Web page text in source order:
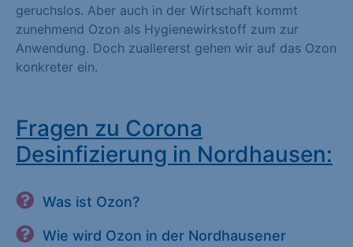
geruchslos. Aber auch in der Wirtschaft kommt
zunehmend Ozon als Hygienewirkstoff zum zur
Anwendung. Doch zuallererst gehen wir auf das Ozon
konkreter ein.
Fragen zu Corona
Desinfizierung in Nordhausen:
Was ist Ozon?
Wie wird Ozon in der Nordhausener